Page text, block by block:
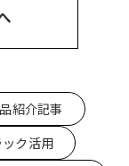
紹介記事
ク活用